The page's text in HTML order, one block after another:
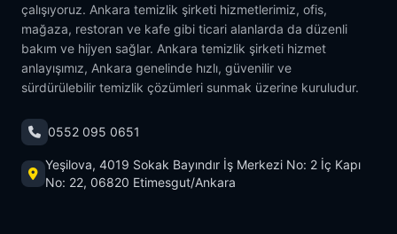
çalışıyoruz. Ankara temizlik şirketi hizmetlerimiz, ofis,
mağaza, restoran ve kafe gibi ticari alanlarda da düzenli
bakım ve hijyen sağlar. Ankara temizlik şirketi hizmet
anlayışımız, Ankara genelinde hızlı, güvenilir ve
sürdürülebilir temizlik çözümleri sunmak üzerine kuruludur.
0552 095 0651
Yeşilova, 4019 Sokak Bayındır İş Merkezi No: 2 İç Kapı
No: 22, 06820 Etimesgut/Ankara